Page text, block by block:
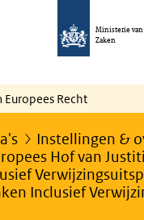
Ministerie
Zaken
Recht
Instellingen &
Hof van
Inclusief